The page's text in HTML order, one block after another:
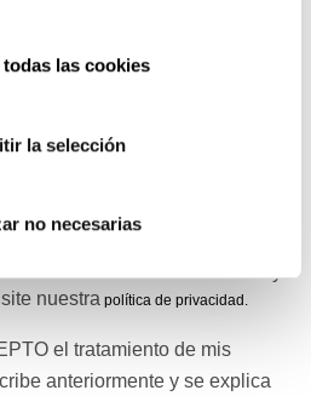
las cookies
la selección
no necesarias
protección de datos.-
la finalidad de enviar un boletín
nuestra política de privacidad .
el tratamiento de mis
anteriormente y se explica